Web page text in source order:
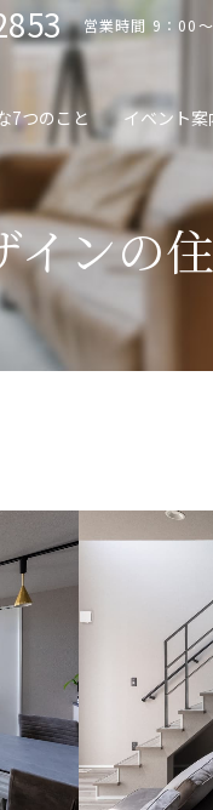
ンの
7つのこと イベント案
営業時間 9：00